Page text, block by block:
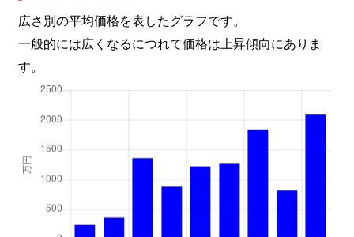
広さ別の平均価格を表したグラフです。
一般的には広くなるにつれて価格は上昇傾向にありま
す。